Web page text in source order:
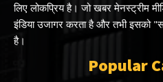
लिए लोकप्रिय है। जो खबर मेनस्ट्रीम
इंडिया उजागर करता है और तभी इसको
है।
Popular